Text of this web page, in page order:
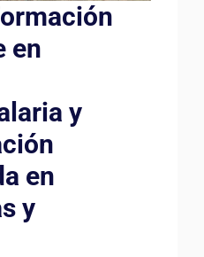
en
y
en
y